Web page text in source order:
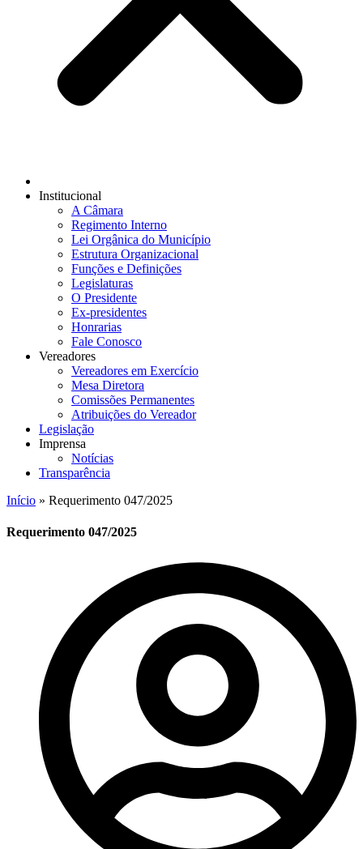
Institucional
A Câmara
Regimento Interno
Lei Orgânica do Município
Estrutura Organizacional
Funções e Definições
Legislaturas
O Presidente
Ex-presidentes
Honrarias
Fale Conosco
Vereadores
Vereadores em Exercício
Mesa Diretora
Comissões Permanentes
Atribuições do Vereador
Legislação
Imprensa
Notícias
Transparência
Início » Requerimento 047/2025
Requerimento 047/2025